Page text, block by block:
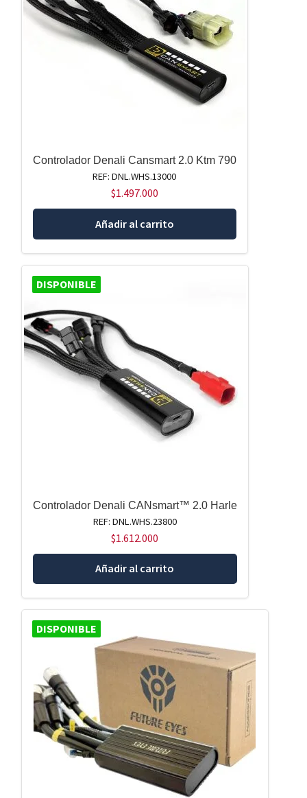
Controlador Denali Cansmart 2.0 Ktm 790
REF: DNL.WHS.13000
$1.497.000
Añadir al carrito
DISPONIBLE
Controlador Denali CANsmart™ 2.0 Harle
REF: DNL.WHS.23800
$1.612.000
Añadir al carrito
DISPONIBLE